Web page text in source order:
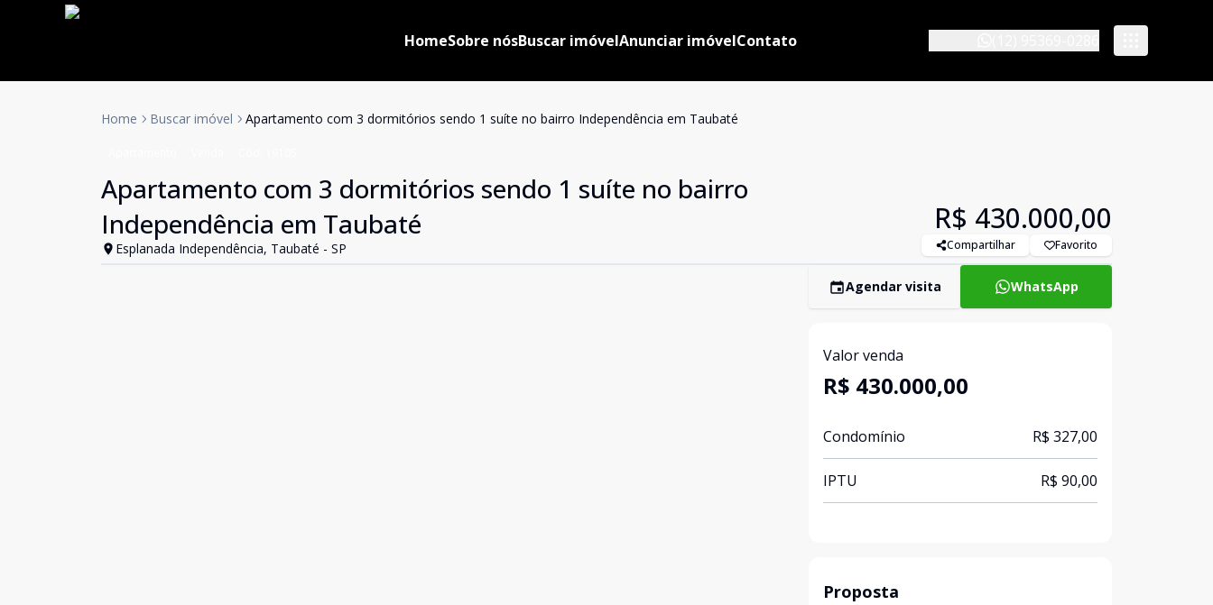
HomeSobre nósBuscar imóvelAnunciar imóvelContato
Home Buscar imóvel Apartamento com 3 dormitórios sendo 1 suíte no bairro Independência em Taubaté
Apartamento com 3 dormitórios sendo 1 suíte no bairro
Independência em Taubaté
Esplanada Independência, Taubaté - SP
R$ 430.000,00
Compartilhar Favorito
Agendar visita WhatsApp
Valor venda
R$ 430.000,00
Condomínio R$ 327,00
IPTU R$ 90,00
Proposta